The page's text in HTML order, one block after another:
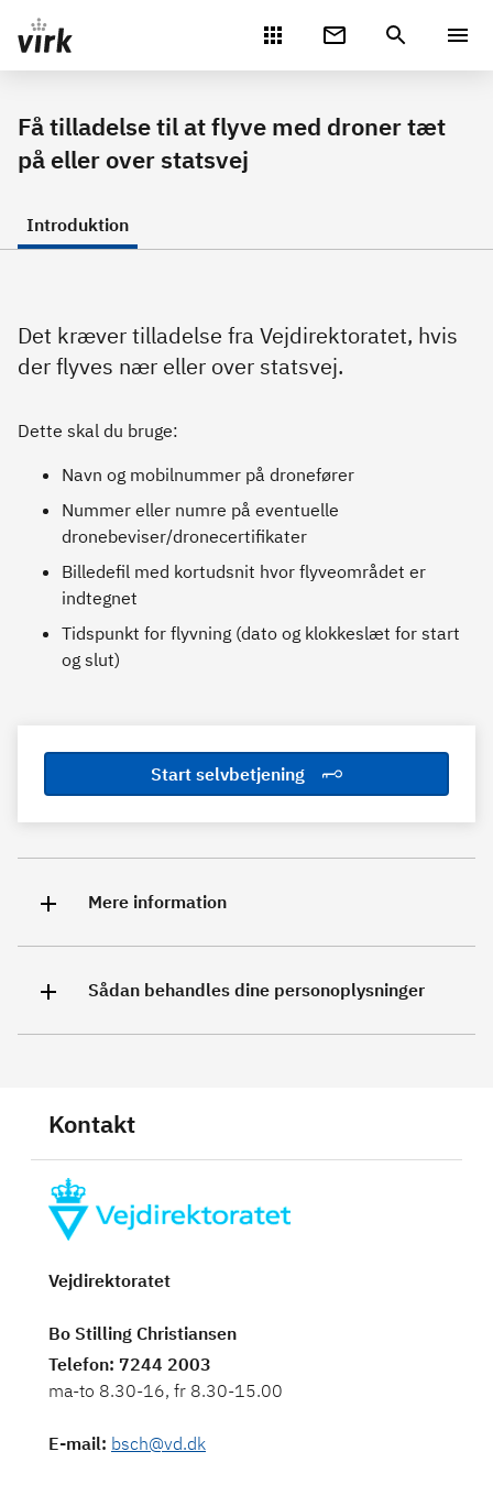
Gå direkte til indhold
Få tilladelse til at flyve med droner tæt
på eller over statsvej
Introduktion
Det kræver tilladelse fra Vejdirektoratet, hvis
der flyves nær eller over statsvej.
Dette skal du bruge:
Navn og mobilnummer på dronefører
Nummer eller numre på eventuelle
dronebeviser/dronecertifikater
Billedefil med kortudsnit hvor flyveområdet er
indtegnet
Tidspunkt for flyvning (dato og klokkeslæt for start
og slut)
Start selvbetjening
Mere information
Sådan behandles dine personoplysninger
Kontakt
Vejdirektoratet
Bo Stilling Christiansen
Telefon: 7244 2003
ma-to 8.30-16, fr 8.30-15.00
E-mail: bsch@vd.dk